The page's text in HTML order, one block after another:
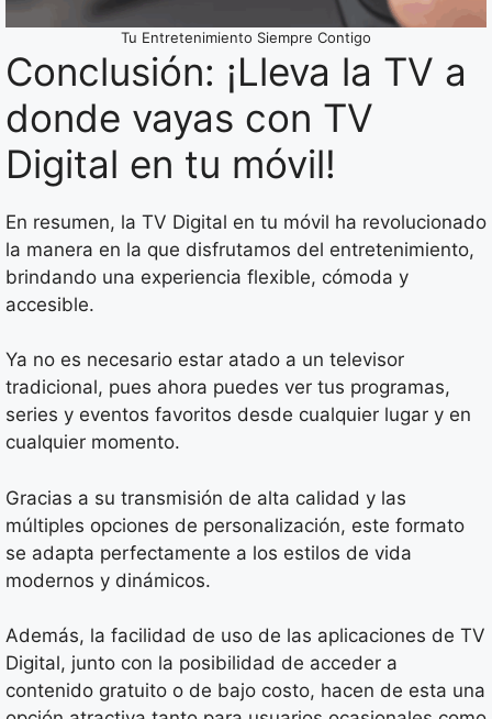
Tu Entretenimiento Siempre Contigo
Conclusión: ¡Lleva la TV a
donde vayas con TV
Digital en tu móvil!
En resumen, la TV Digital en tu móvil ha revolucionado
la manera en la que disfrutamos del entretenimiento,
brindando una experiencia flexible, cómoda y
accesible.
Ya no es necesario estar atado a un televisor
tradicional, pues ahora puedes ver tus programas,
series y eventos favoritos desde cualquier lugar y en
cualquier momento.
Gracias a su transmisión de alta calidad y las
múltiples opciones de personalización, este formato
se adapta perfectamente a los estilos de vida
modernos y dinámicos.
Además, la facilidad de uso de las aplicaciones de TV
Digital, junto con la posibilidad de acceder a
contenido gratuito o de bajo costo, hacen de esta una